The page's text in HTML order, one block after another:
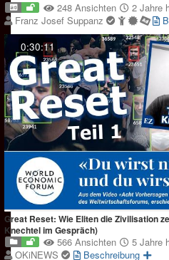
248 Ansichten
2 Jahre
Franz Josef Suppanz
0:30:11
Great Reset: Wie Eliten die Zivilisation
Knechtel im Gespräch)
566 Ansichten
5 Jahre
OKiNEWS
Beschreibung